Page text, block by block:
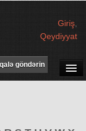
Giriş
Qeydiyyat
göndərin